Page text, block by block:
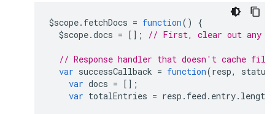
$scope. fetchDocs = function()
{
$scope.docs = []; // First, clear out any
// Response handler that doesn't cache
var successCallback = function(resp, status
var docs =
[];
var totalEntries = resp . feed . entry. length